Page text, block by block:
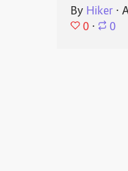
By Hiker ⋅
0 ⋅ 0